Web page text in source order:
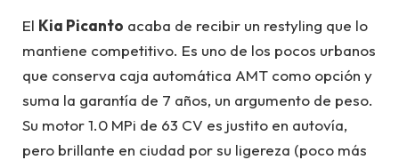
El Kia Picanto acaba de recibir un restyling que lo
mantiene competitivo. Es uno de los pocos urbanos
que conserva caja automática AMT como opción y
suma la garantía de 7 años, un argumento de peso.
Su motor 1.0 MPi de 63 CV es justito en autovía,
pero brillante en ciudad por su ligereza (poco más